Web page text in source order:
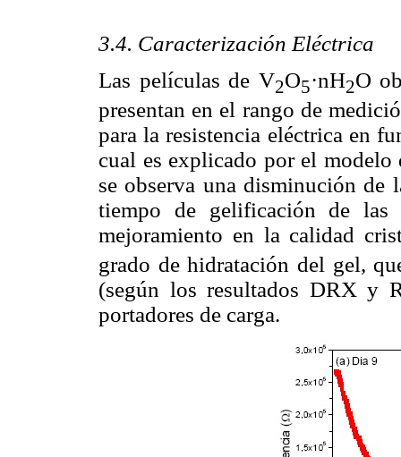
3.4. Caracterización Eléctrica
Las películas de V2O5·nH2O
presentan en el rango de
para la resistencia eléctrica en
cual es explicado por el
se observa una disminución de
tiempo de gelificación de las
mejoramiento en la calidad
grado de hidratación del gel,
(según los resultados DRX y
portadores de carga.